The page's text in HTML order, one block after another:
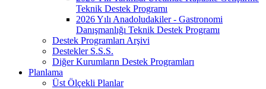
Teknik Destek Programı
2026 Yılı Anadoludakiler - Gastronomi
Danışmanlığı Teknik Destek Programı
Destek Programları Arşivi
Destekler S.S.S.
Diğer Kurumların Destek Programları
Planlama
Üst Ölçekli Planlar